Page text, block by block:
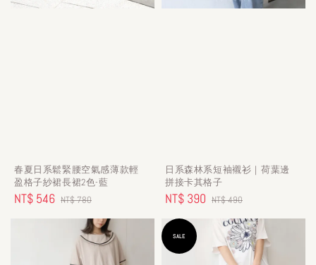
春夏日系鬆緊腰空氣感薄款輕
盈格子紗裙長裙2色-藍
Sale
NT$ 546 Regular
price
NT$ 780
日系森林系短袖襯衫｜荷葉邊
拼接卡其格子
Sale
price
NT$ 390 Regular
price
NT$ 490
SALE